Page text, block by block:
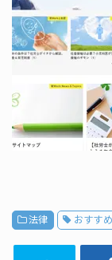
法律 おすすめ